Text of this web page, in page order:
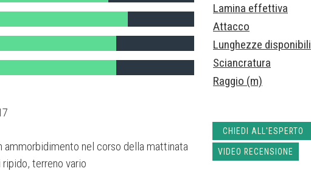
ammorbidimento nel corso della mattinata
terreno vario
Lamina effettiva
Attacco
Lunghezze disponibili
Sciancratura
Raggio (m)
CHIEDI ALL'ESPERTO
VIDEO RECENSIONE